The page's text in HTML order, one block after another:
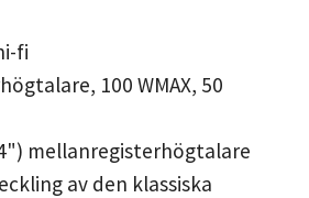
fi
100 WMAX, 50
mellanregisterhögtalare
av den klassiska